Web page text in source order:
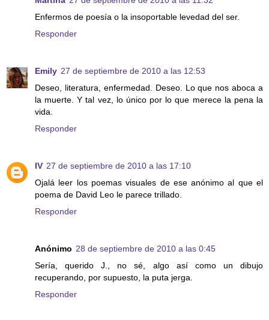
Enfermos de poesía o la insoportable levedad del ser.
Responder
Emily 27 de septiembre de 2010 a las 12:53
Deseo, literatura, enfermedad. Deseo. Lo que nos aboca a
la muerte. Y tal vez, lo único por lo que merece la pena la
vida.
Responder
IV 27 de septiembre de 2010 a las 17:10
Ojalá leer los poemas visuales de ese anónimo al que el
poema de David Leo le parece trillado.
Responder
Anónimo 28 de septiembre de 2010 a las 0:45
Sería, querido J., no sé, algo así como un dibujo
recuperando, por supuesto, la puta jerga.
Responder